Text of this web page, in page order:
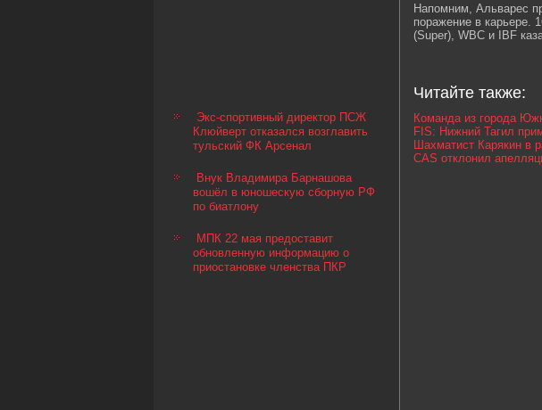
Экс-спортивный директор ПСЖ
Клюйверт отказался возглавить
тульский ФК Арсенал
Внук Владимира Барнашова
вошёл в юношескую сборную РФ
по биатлону
МПК 22 мая предоставит
обновленную информацию о
приостановке членства ПКР
Напомним, Альварес
поражение в карьере.
(Super), WBC и IBF
Читайте также:
Команда из города
FIS: Нижний Тагил
Шахматист Карякин в
CAS отклонил